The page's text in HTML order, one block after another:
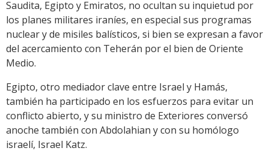
Saudita, Egipto y Emiratos, no ocultan su inquietud por
los planes militares iraníes, en especial sus programas
nuclear y de misiles balísticos, si bien se expresan a favor
del acercamiento con Teherán por el bien de Oriente
Medio.
Egipto, otro mediador clave entre Israel y Hamás,
también ha participado en los esfuerzos para evitar un
conflicto abierto, y su ministro de Exteriores conversó
anoche también con Abdolahian y con su homólogo
israelí, Israel Katz.